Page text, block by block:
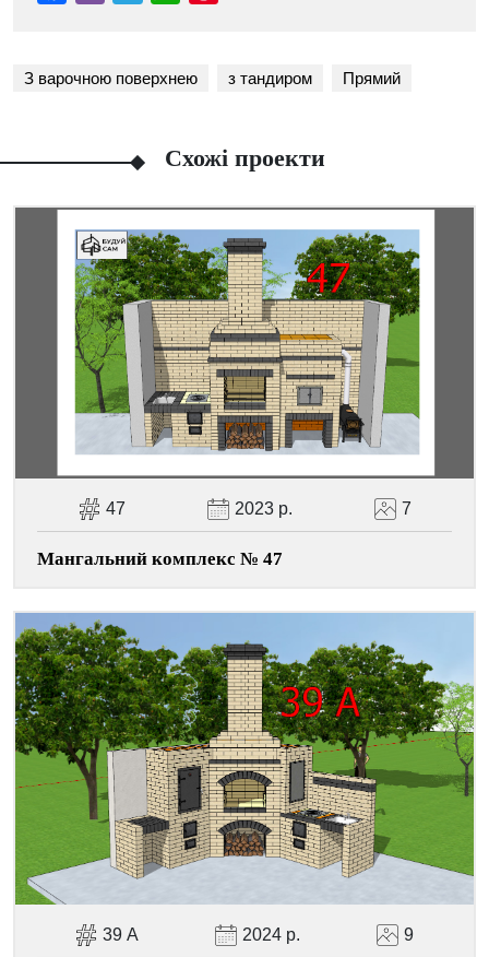
Facebook
ViberTelegramWhatsApp
Pinterest
З варочною поверхнею з тандиром Прямий
Схожі проекти
47 2023 р. 7
Мангальний комплекс № 47
39 А 2024 р. 9